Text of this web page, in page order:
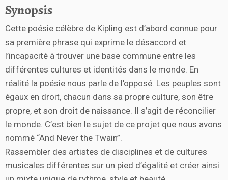
Synopsis
Cette poésie célèbre de Kipling est d’abord connue pour
sa première phrase qui exprime le désaccord et
l’incapacité à trouver une base commune entre les
différentes cultures et identités dans le monde. En
réalité la poésie nous parle de l’opposé. Les peuples sont
égaux en droit, chacun dans sa propre culture, son être
propre, et son droit de naissance. Il s’agit de réconcilier
le monde. C’est bien le sujet de ce projet que nous avons
nommé “And Never the Twain”.
Rassembler des artistes de disciplines et de cultures
musicales différentes sur un pied d’égalité et créer ainsi